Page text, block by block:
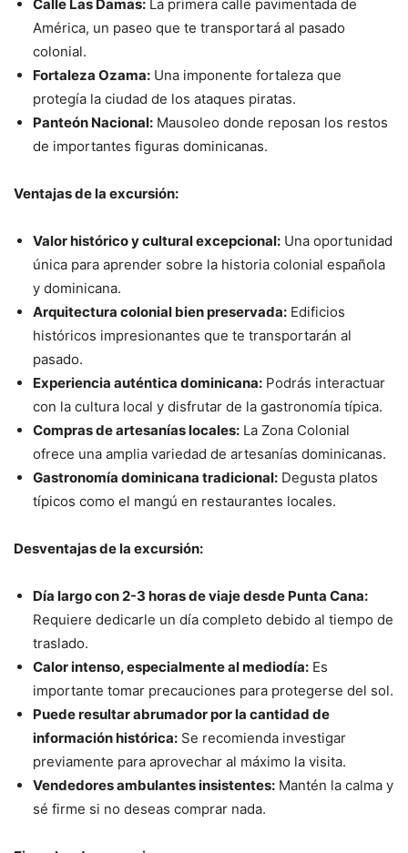
Calle Las Damas: La primera calle pavimentada de
América, un paseo que te transportará al pasado
colonial.
Fortaleza Ozama: Una imponente fortaleza que
protegía la ciudad de los ataques piratas.
Panteón Nacional: Mausoleo donde reposan los restos
de importantes figuras dominicanas.
Ventajas de la excursión:
Valor histórico y cultural excepcional: Una oportunidad
única para aprender sobre la historia colonial española
y dominicana.
Arquitectura colonial bien preservada: Edificios
históricos impresionantes que te transportarán al
pasado.
Experiencia auténtica dominicana: Podrás interactuar
con la cultura local y disfrutar de la gastronomía típica.
Compras de artesanías locales: La Zona Colonial
ofrece una amplia variedad de artesanías dominicanas.
Gastronomía dominicana tradicional: Degusta platos
típicos como el mangú en restaurantes locales.
Desventajas de la excursión:
Día largo con 2-3 horas de viaje desde Punta Cana:
Requiere dedicarle un día completo debido al tiempo de
traslado.
Calor intenso, especialmente al mediodía: Es
importante tomar precauciones para protegerse del sol.
Puede resultar abrumador por la cantidad de
información histórica: Se recomienda investigar
previamente para aprovechar al máximo la visita.
Vendedores ambulantes insistentes: Mantén la calma y
sé firme si no deseas comprar nada.